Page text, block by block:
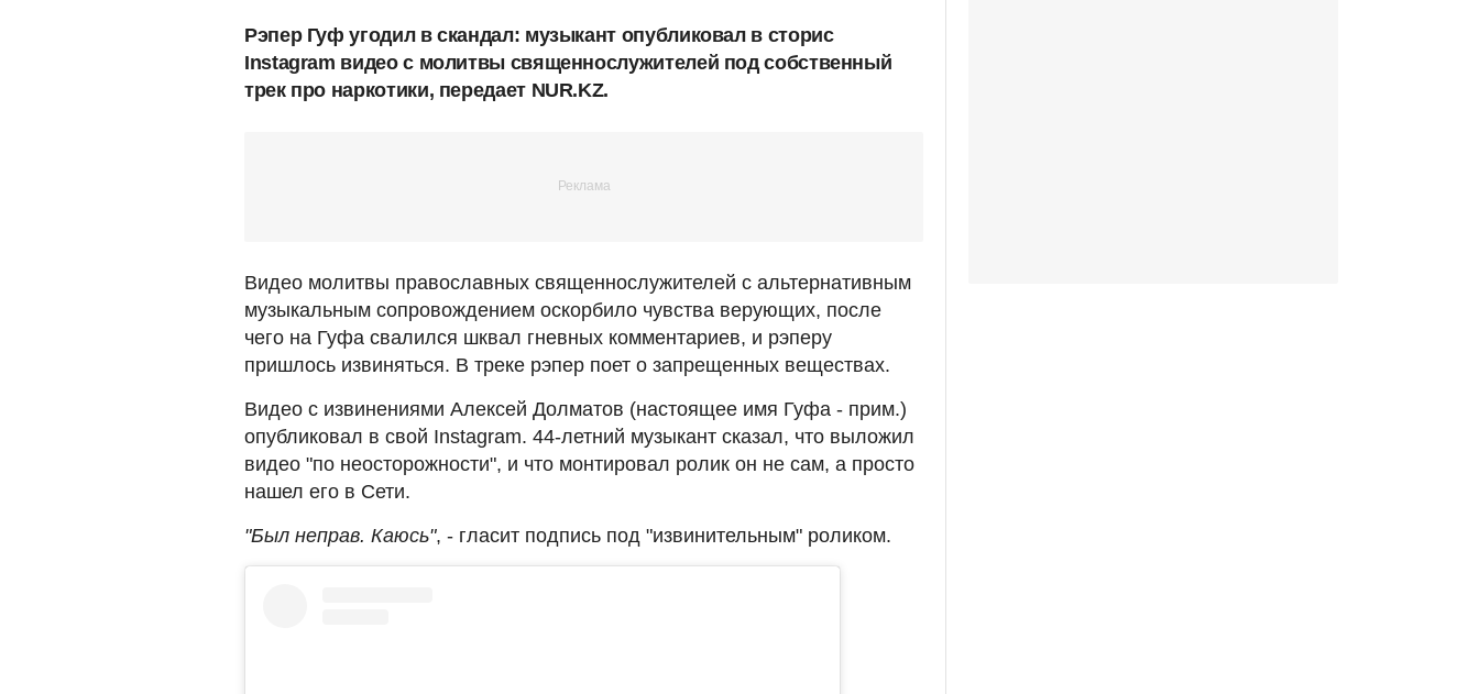
Рэпер Гуф угодил в скандал: музыкант опубликовал в сторис
Instagram видео с молитвы священнослужителей под собственный
трек про наркотики, передает NUR.KZ.
Видео молитвы православных священнослужителей с альтернативным
музыкальным сопровождением оскорбило чувства верующих, после
чего на Гуфа свалился шквал гневных комментариев, и рэперу
пришлось извиняться. В треке рэпер поет о запрещенных веществах.
Видео с извинениями Алексей Долматов (настоящее имя Гуфа - прим.)
опубликовал в свой Instagram. 44-летний музыкант сказал, что выложил
видео "по неосторожности", и что монтировал ролик он не сам, а просто
нашел его в Сети.
"Был неправ. Каюсь", - гласит подпись под "извинительным" роликом.